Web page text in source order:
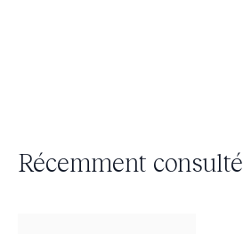
Récemment consulté